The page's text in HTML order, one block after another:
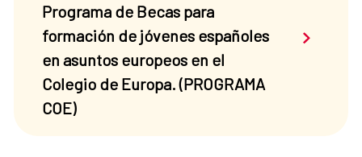
Programa de Becas para
formación de jóvenes españoles
en asuntos europeos en el
Colegio de Europa. (PROGRAMA
COE)
Saber